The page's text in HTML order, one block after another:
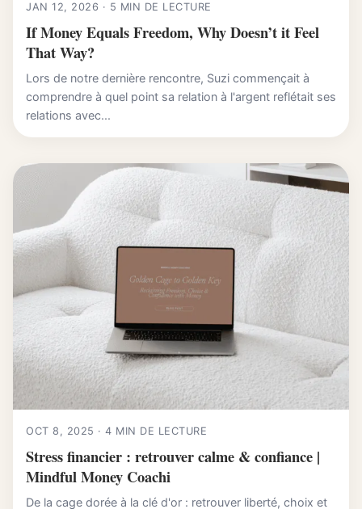
JAN 12, 2026 · 5 MIN DE LECTURE
If Money Equals Freedom, Why Doesn’t it Feel
That Way?
Lors de notre dernière rencontre, Suzi commençait à
comprendre à quel point sa relation à l'argent reflétait ses
relations avec...
OCT 8, 2025 · 4 MIN DE LECTURE
Stress financier : retrouver calme & confiance |
Mindful Money Coachi
De la cage dorée à la clé d'or : retrouver liberté, choix et